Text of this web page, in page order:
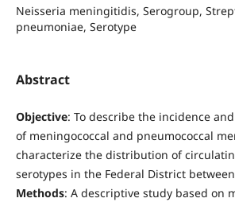
Neisseria meningitidis, Serogroup,
pneumoniae, Serotype
Abstract
Objective: To describe the incidence
of meningococcal and pneumococcal
characterize the distribution of
serotypes in the Federal District
Methods: A descriptive study based on